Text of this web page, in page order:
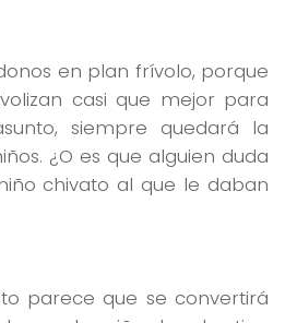
en plan frívolo, porque
casi que mejor para
siempre quedará la
¿O es que alguien duda
chivato al que le daban
parece que se convertirá